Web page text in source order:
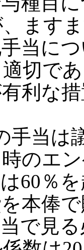
ます
当に
切で
利な
手当は
のエ
60％
本俸
で見